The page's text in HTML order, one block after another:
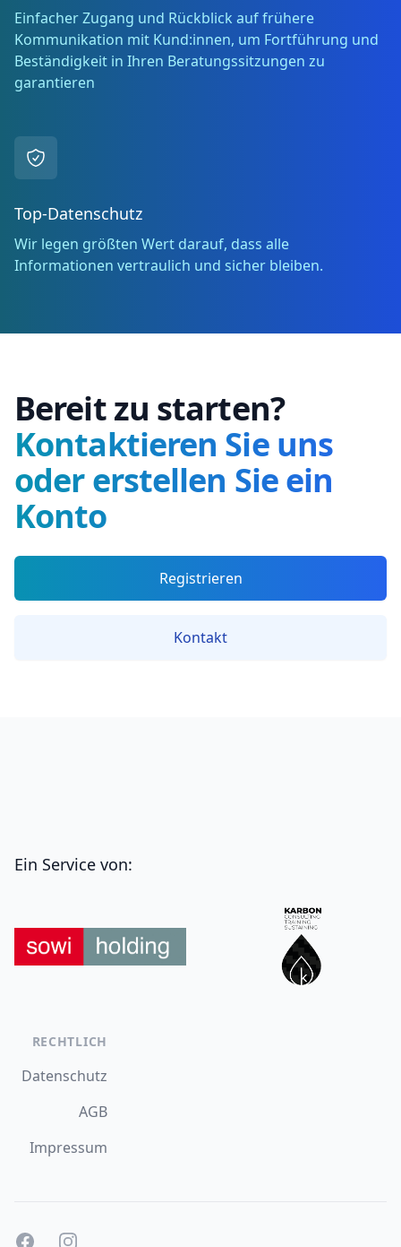
Einfacher Zugang und Rückblick auf frühere
Kommunikation mit Kund:innen, um Fortführung und
Beständigkeit in Ihren Beratungssitzungen zu
garantieren
Top-Datenschutz
Wir legen größten Wert darauf, dass alle
Informationen vertraulich und sicher bleiben.
Bereit zu starten?
Kontaktieren Sie uns
oder erstellen Sie ein
Konto
Registrieren
Kontakt
Ein Service von:
RECHTLICH
Datenschutz
AGB
Impressum
FacebookInstagram